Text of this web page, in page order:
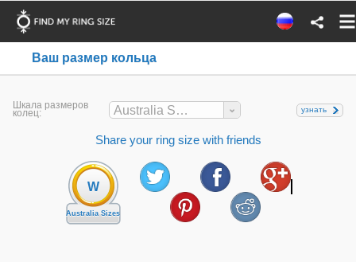
Ваш размер кольца
Шкала размеров
колец: Australia Sizes узнать
Share your ring size with friends
W
Australia Sizes